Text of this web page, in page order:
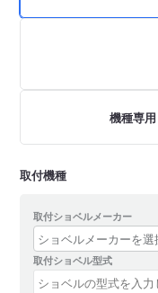
機種専用
取付機種
取付ショベルメーカー
取付ショベル型式